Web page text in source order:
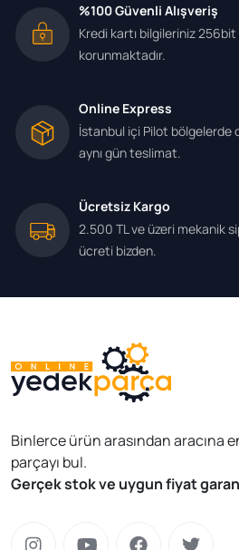
%100 Güvenli Alışveriş
Kredi kartı bilgileriniz 256bit
korunmaktadır.
Online Express
İstanbul içi Pilot bölgelerde
aynı gün teslimat.
Ücretsiz Kargo
2.500 TL ve üzeri mekanik
ücreti bizden.
Binlerce ürün arasından aracına
parçayı bul.
Gerçek stok ve uygun fiyat